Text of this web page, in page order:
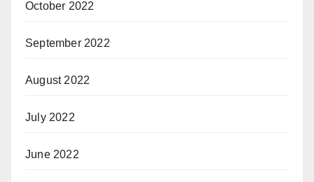
October 2022
September 2022
August 2022
July 2022
June 2022